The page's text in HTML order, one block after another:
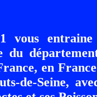
vous
du
en
de-Seine,